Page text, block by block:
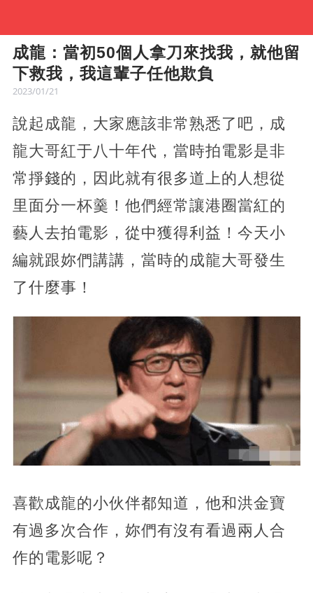
成龍：當初50個人拿刀來找我，就他留
下救我，我這輩子任他欺負
2023/01/21
說起成龍，大家應該非常熟悉了吧，成
龍大哥紅于八十年代，當時拍電影是非
常掙錢的，因此就有很多道上的人想從
里面分一杯羹！他們經常讓港圈當紅的
藝人去拍電影，從中獲得利益！今天小
編就跟妳們講講，當時的成龍大哥發生
了什麼事！
喜歡成龍的小伙伴都知道，他和洪金寶
有過多次合作，妳們有沒有看過兩人合
作的電影呢？